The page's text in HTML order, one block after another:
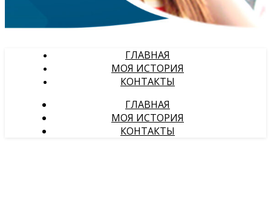
ГЛАВНАЯ
МОЯ ИСТОРИЯ
КОНТАКТЫ
ГЛАВНАЯ
МОЯ ИСТОРИЯ
КОНТАКТЫ